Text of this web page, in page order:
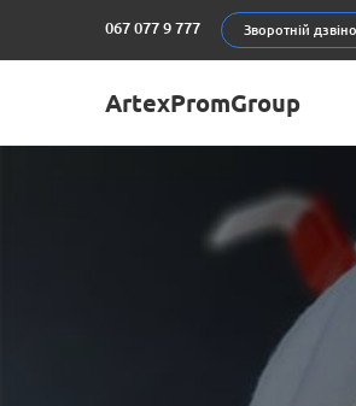
067 077 9 777 Зворотній
ArtexPromGroup